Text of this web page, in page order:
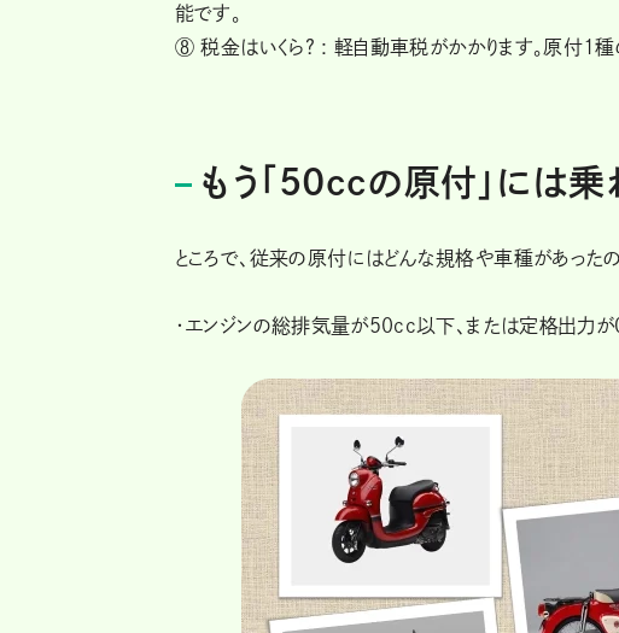
能です。
⑧ 税金はいくら? : 軽自動車税がかかります。原付1
もう「50ccの原付」には
ところで、従来の原付にはどんな規格や車種があったの
・エンジンの総排気量が50cc以下、または定格出力が